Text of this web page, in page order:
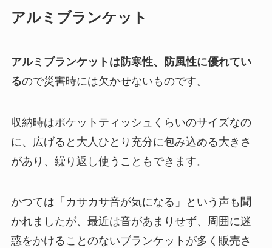
アルミブランケット
アルミブランケットは防寒性、防風性に優れてい
るので災害時には欠かせないものです。
収納時はポケットティッシュくらいのサイズなの
に、広げると大人ひとり充分に包み込める大きさ
があり、繰り返し使うこともできます。
かつては「カサカサ音が気になる」という声も聞
かれましたが、最近は音があまりせず、周囲に迷
惑をかけることのないブランケットが多く販売さ